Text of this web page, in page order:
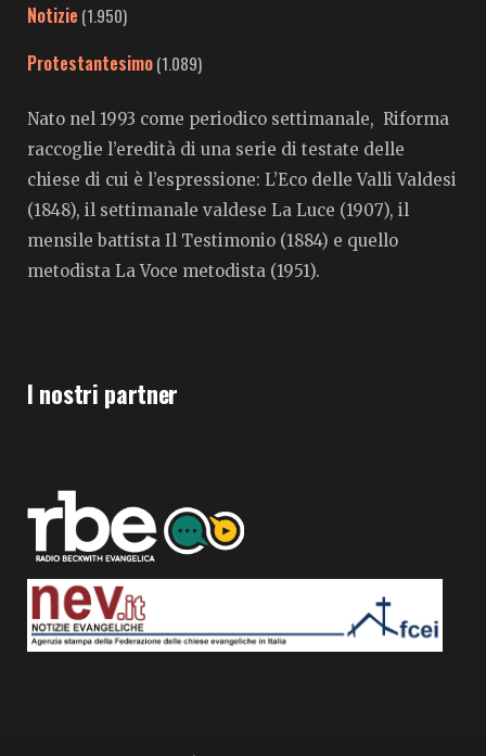
Notizie (1.950)
Protestantesimo(1.089)
Nato nel 1993 come periodico settimanale, Riforma
raccoglie l’eredità di una serie di testate delle
chiese di cui è l’espressione: L’Eco delle Valli Valdesi
(1848), il settimanale valdese La Luce (1907), il
mensile battista Il Testimonio (1884) e quello
metodista La Voce metodista (1951).
I nostri partner